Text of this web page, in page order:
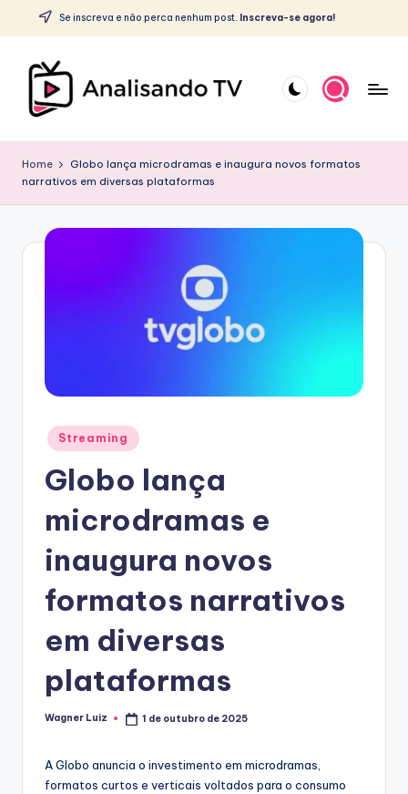
Skip
content
Se inscreva e não perca nenhum post. Inscreva-se agora!
N
A
I
Home
Globo lança microdramas e inaugura novos formatos
narrativos em diversas plataformas
Posted
in
Streaming
Globo lança
microdramas e
inaugura novos
formatos narrativos
em diversas
plataformas
Posted
Wagner Luiz 1 de outubro de 2025
A Globo anuncia o investimento em microdramas,
formatos curtos e verticais voltados para o consumo